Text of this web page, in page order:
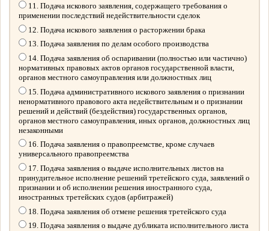
11. Подача искового заявления, содержащего требования о
применении последствий недействительности сделок
12. Подача искового заявления о расторжении брака
13. Подача заявления по делам особого производства
14. Подача заявления об оспаривании (полностью или частично)
нормативных правовых актов органов государственной власти,
органов местного самоуправления или должностных лиц
15. Подача административного искового заявления о признании
ненормативного правового акта недействительным и о признании
решений и действий (бездействия) государственных органов,
органов местного самоуправления, иных органов, должностных лиц
незаконными
16. Подача заявления о правопреемстве, кроме случаев
универсального правопреемства
17. Подача заявления о выдаче исполнительных листов на
принудительное исполнение решений третейского суда, заявлений о
признании и об исполнении решения иностранного суда,
иностранных третейских судов (арбитражей)
18. Подача заявления об отмене решения третейского суда
19. Подача заявления о выдаче дубликата исполнительного листа